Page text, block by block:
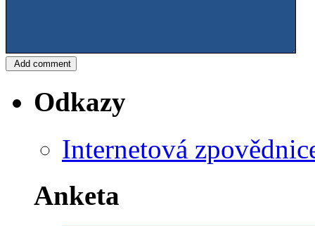
Odkazy
Internetová
Anketa